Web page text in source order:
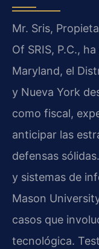
Mr. Sris,
Of SRIS, P.C.,
Maryland, el
y Nueva York
como fiscal,
anticipar las
defensas
y sistemas de
Mason
casos que
tecnológica.